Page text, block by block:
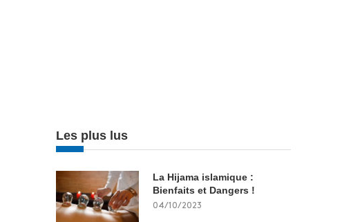
Les plus lus
La Hijama islamique :
Bienfaits et Dangers !
04/10/2023